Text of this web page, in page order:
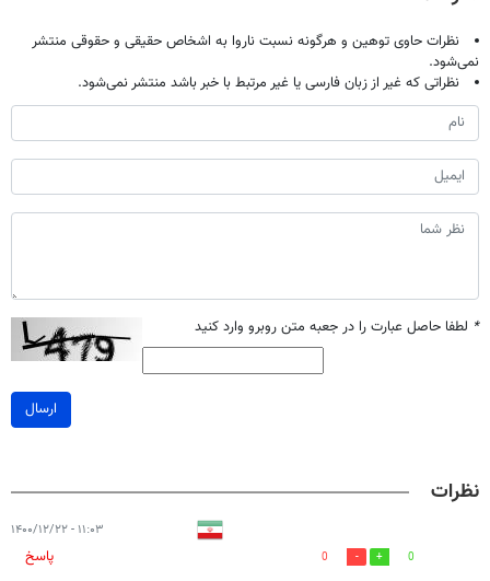
نظرات حاوی توهین و هرگونه نسبت ناروا به اشخاص حقیقی و حقوقی منتشر
نمی‌شود.
نظراتی که غیر از زبان فارسی یا غیر مرتبط با خبر باشد منتشر نمی‌شود.
* لطفا حاصل عبارت را در جعبه متن روبرو وارد کنید
ارسال
نظرات
۱۱:۰۳ - ۱۴۰۰/۱۲/۲۲
0
0
پاسخ